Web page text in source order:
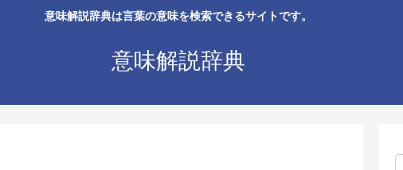
意味解説辞典は言葉の意味を検索できるサイトです。
意味解説辞典